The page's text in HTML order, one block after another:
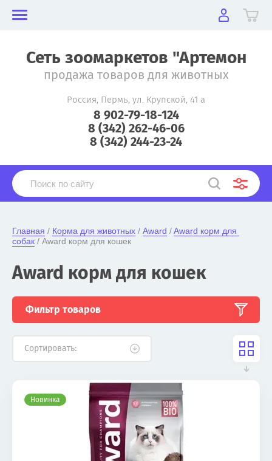
Сеть зоомаркетов "Артемон
продажа товаров для животных
Россия, Пермь, ул. Крупской, 41 а
8 902-79-18-124
8 (342) 262-46-06
8 (342) 244-23-24
Главная / Корма для животных / Award / Award корм для
собак / Award корм для кошек
Award корм для кошек
Фильтр товаров
Сортировать:
Новинка